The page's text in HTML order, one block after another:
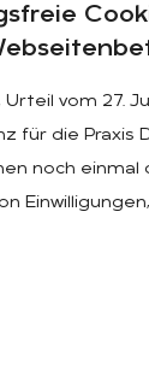
vom 27.
für die Praxis
noch einmal